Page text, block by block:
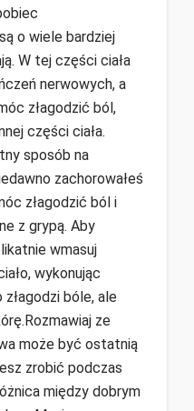
o wiele bardziej
W tej części ciała
nerwowych, a
złagodzić ból,
części ciała.
sposób na
zachorowałeś
złagodzić ból i
z grypą. Aby
wmasuj
wykonując
bóle, ale
ze
może być ostatnią
zrobić podczas
między dobrym